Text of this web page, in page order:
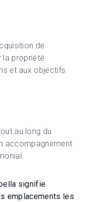
de
la propriété
et aux objectifs
au long du
accompagnement
signifie
emplacements les